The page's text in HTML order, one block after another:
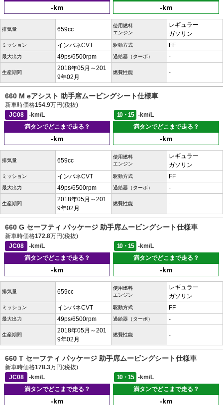
-km -km
排気量 659cc
使用燃料
エンジン
レギュラー
ガソリン
ミッション インパネCVT 駆動方式 FF
最大出力 49ps/6500rpm 過給器（ターボ） -
生産期間
2018年05月～201
9年02月
燃費性能 -
660 M eアシスト 助手席ムービングシート仕様車
新車時価格154.9万円(税抜)
JC08
-km/L 10・15
-km/L
満タンでどこまで走る？
-km
満タンでどこまで走る？
-km
排気量 659cc
使用燃料
エンジン
レギュラー
ガソリン
ミッション インパネCVT 駆動方式 FF
最大出力 49ps/6500rpm 過給器（ターボ） -
生産期間
2018年05月～201
9年02月
燃費性能 -
660 G セーフティ パッケージ 助手席ムービングシート仕様車
新車時価格172.8万円(税抜)
JC08
-km/L 10・15
-km/L
満タンでどこまで走る？
-km
満タンでどこまで走る？
-km
排気量 659cc
使用燃料
エンジン
レギュラー
ガソリン
ミッション インパネCVT 駆動方式 FF
最大出力 49ps/6500rpm 過給器（ターボ） -
生産期間
2018年05月～201
9年02月
燃費性能 -
660 T セーフティ パッケージ 助手席ムービングシート仕様車
新車時価格178.3万円(税抜)
JC08
-km/L 10・15
-km/L
満タンでどこまで走る？
-km
満タンでどこまで走る？
-km